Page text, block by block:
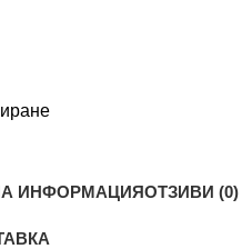
ИНФОРМАЦИЯОТЗИВИ (0)